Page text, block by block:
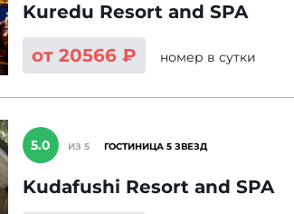
Kuredu Resort and SPA
от 20566 ₽
номер в сутки
5.0 ИЗ 5 ГОСТИНИЦА 5 ЗВЕЗД
Kudafushi Resort and SPA